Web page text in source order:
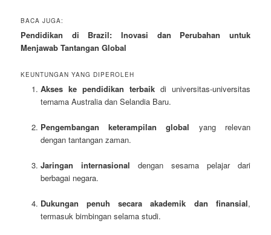
BACA JUGA:
Pendidikan di Brazil: Inovasi dan Perubahan untuk
Menjawab Tantangan Global
KEUNTUNGAN YANG DIPEROLEH
Akses ke pendidikan terbaikdi universitas-universitas
ternama Australia dan Selandia Baru.
Pengembangan keterampilan global yang relevan
dengan tantangan zaman.
Jaringan internasional dengan sesama pelajar dari
berbagai negara.
Dukungan penuh secara akademik dan finansial,
termasuk bimbingan selama studi.